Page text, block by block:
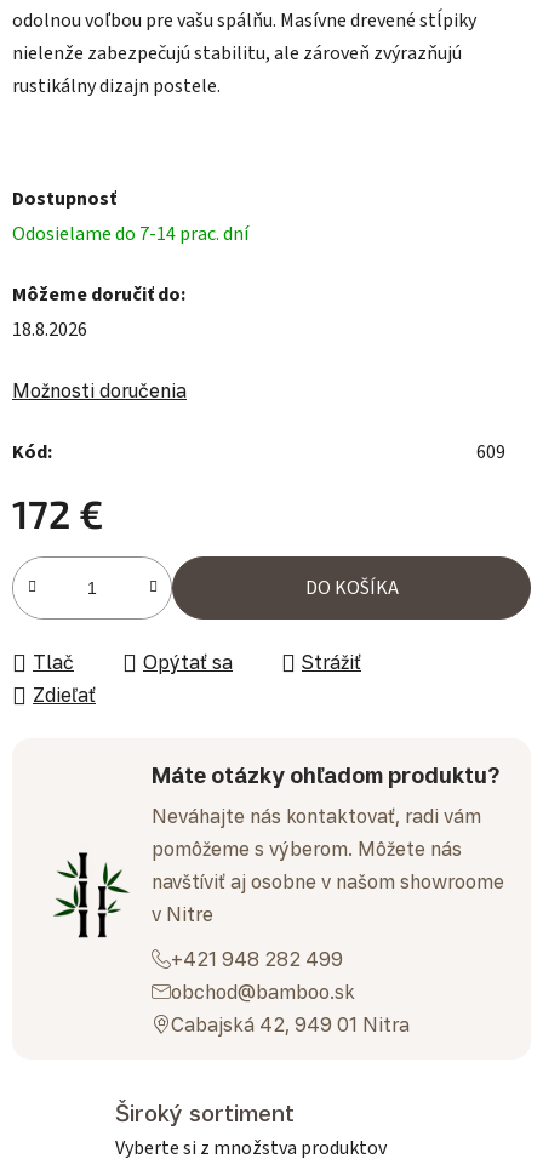
odolnou voľbou pre vašu spálňu. Masívne drevené stĺpiky
nielenže zabezpečujú stabilitu, ale zároveň zvýrazňujú
rustikálny dizajn postele.
Dostupnosť
Odosielame do 7-14 prac. dní
Môžeme doručiť do:
18.8.2026
Možnosti doručenia
Kód: 609
172 €
Jednotková cena:
DO KOŠÍKA
Tlač Opýtať sa
Strážiť
Zdieľať
Máte otázky ohľadom produktu?
Neváhajte nás kontaktovať, radi vám
pomôžeme s výberom. Môžete nás
navštíviť aj osobne v našom showroome
v Nitre
+421 948 282 499
obchod@bamboo.sk
Cabajská 42, 949 01 Nitra
Široký sortiment
Vyberte si z množstva produktov